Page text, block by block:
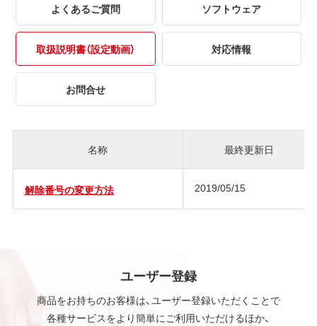
よくあるご質問 ソフトウェア
取扱説明書（設定動画） 対応情報
お問合せ
名称 最終更新日
解除番号の変更方法 2019/05/15
ユーザー登録
商品をお持ちのお客様は、ユーザー登録いただくことで
各種サービスをより簡単にご利用いただけるほか、